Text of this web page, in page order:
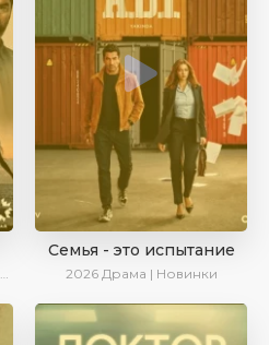
Семья - это испытание
2026 Драма | Новинки